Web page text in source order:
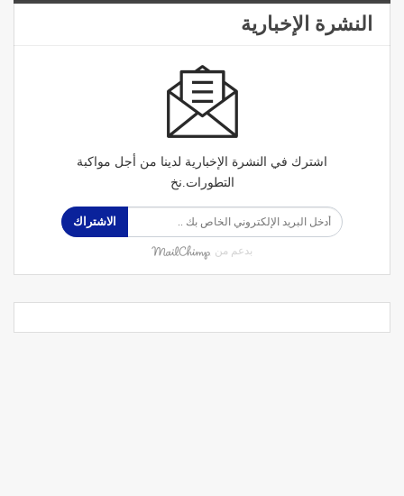
النشرة الإخبارية
اشترك في النشرة الإخبارية لدينا من أجل مواكبة
التطورات.نخ
الاشتراك
بدعم من